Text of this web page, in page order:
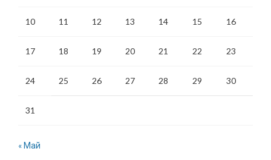
10 11 12 13 14 15 16
17 18 19 20 21 22 23
24 25 26 27 28 29 30
31
« Май